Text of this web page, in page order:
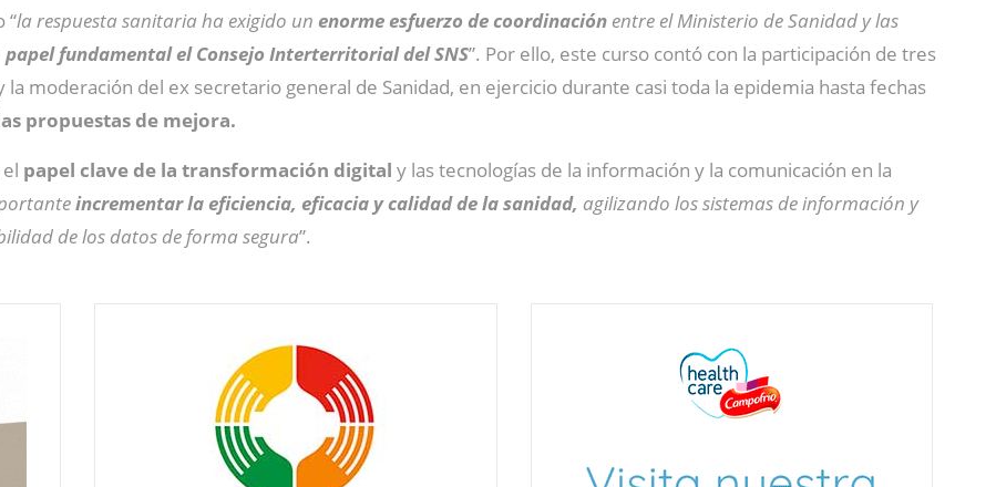
“la respuesta sanitaria ha exigido un enorme esfuerzo de coordinación entre el Ministerio de Sanidad y las
papel fundamental el Consejo Interterritorial del SNS”. Por ello, este curso contó con la participación de tres
moderación del ex secretario general de Sanidad, en ejercicio durante casi toda la epidemia hasta fechas
propuestas de mejora.
papel clave de la transformación digital y las tecnologías de la información y la comunicación en la
incrementar la eficiencia, eficacia y calidad de la sanidad, agilizando los sistemas de información y
de los datos de forma segura”.